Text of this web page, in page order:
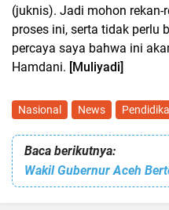
(juknis). Jadi mohon rekan-
proses ini, serta tidak perlu
percaya saya bahwa ini
Hamdani. [Muliyadi]
Nasional News
Baca berikutnya: